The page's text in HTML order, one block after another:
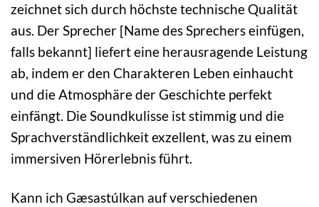
zeichnet sich durch höchste technische Qualität
aus. Der Sprecher [Name des Sprechers einfügen,
falls bekannt] liefert eine herausragende Leistung
ab, indem er den Charakteren Leben einhaucht
und die Atmosphäre der Geschichte perfekt
einfängt. Die Soundkulisse ist stimmig und die
Sprachverständlichkeit exzellent, was zu einem
immersiven Hörerlebnis führt.
Kann ich Gæsastúlkan auf verschiedenen